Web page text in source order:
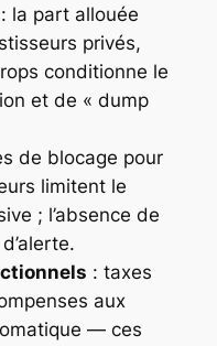
la part allouée
privés,
conditionne le
et de « dump
de blocage pour
limitent le
; l’absence de
: taxes
aux
— ces